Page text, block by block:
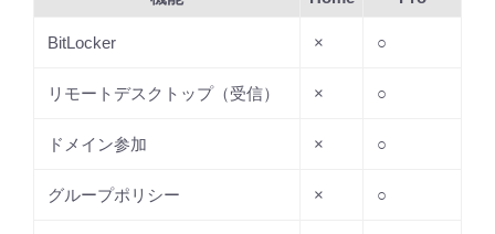
BitLocker × ○
リモートデスクトップ（受信） × ○
ドメイン参加 × ○
グループポリシー × ○